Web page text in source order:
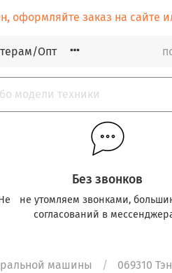
оформляйте заказ на сайте
Опт
Без звонков
не утомляем звонками,
согласований в
машины 069310